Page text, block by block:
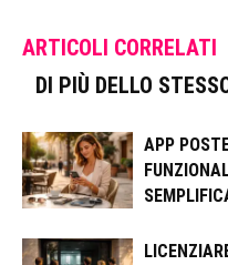
ARTICOLI CORRELATI
DI PIÙ DELLO
APP